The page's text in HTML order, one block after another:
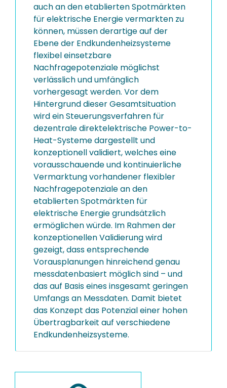
auch an den etablierten Spotmärkten
für elektrische Energie vermarkten zu
können, müssen derartige auf der
Ebene der Endkundenheizsysteme
flexibel einsetzbare
Nachfragepotenziale möglichst
verlässlich und umfänglich
vorhergesagt werden. Vor dem
Hintergrund dieser Gesamtsituation
wird ein Steuerungsverfahren für
dezentrale direktelektrische Power-to-
Heat-Systeme dargestellt und
konzeptionell validiert, welches eine
vorausschauende und kontinuierliche
Vermarktung vorhandener flexibler
Nachfragepotenziale an den
etablierten Spotmärkten für
elektrische Energie grundsätzlich
ermöglichen würde. Im Rahmen der
konzeptionellen Validierung wird
gezeigt, dass entsprechende
Vorausplanungen hinreichend genau
messdatenbasiert möglich sind – und
das auf Basis eines insgesamt geringen
Umfangs an Messdaten. Damit bietet
das Konzept das Potenzial einer hohen
Übertragbarkeit auf verschiedene
Endkundenheizsysteme.